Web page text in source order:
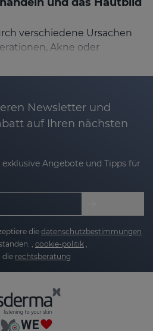
und das Hautbild
verschiedene Ursachen
Akne oder
sie Teil des natürlichen
der Haut sind, können sie
Sesderma spezialisierte
die helfen, die
Unebenheiten zu
dabei:
zu fördern:Sie
den natürlichen
der Hautzellen.
Newsletter und
auf Ihren nächsten
Angebote und Tipps für
die datenschutzbestimmungen
, cookie-politik ,
die rechtsberatung